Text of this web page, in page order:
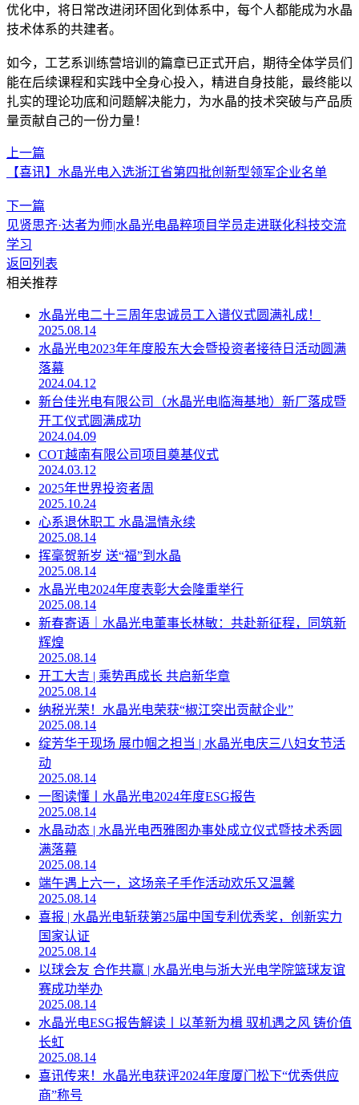
优化中，将日常改进闭环固化到体系中，每个人都能成为水晶
技术体系的共建者。
如今，工艺系训练营培训的篇章已正式开启，期待全体学员们
能在后续课程和实践中全身心投入，精进自身技能，最终能以
扎实的理论功底和问题解决能力，为水晶的技术突破与产品质
量贡献自己的一份力量！
上一篇
【喜讯】水晶光电入选浙江省第四批创新型领军企业名单
下一篇
见贤思齐·达者为师|水晶光电晶粹项目学员走进联化科技交流
学习
返回列表
相关推荐
水晶光电二十三周年忠诚员工入谱仪式圆满礼成！
2025.08.14
水晶光电2023年年度股东大会暨投资者接待日活动圆满
落幕
2024.04.12
新台佳光电有限公司（水晶光电临海基地）新厂落成暨
开工仪式圆满成功
2024.04.09
COT越南有限公司项目奠基仪式
2024.03.12
2025年世界投资者周
2025.10.24
心系退休职工 水晶温情永续
2025.08.14
挥毫贺新岁 送“福”到水晶
2025.08.14
水晶光电2024年度表彰大会隆重举行
2025.08.14
新春寄语｜水晶光电董事长林敏：共赴新征程，同筑新
辉煌
2025.08.14
开工大吉 | 乘势再成长 共启新华章
2025.08.14
纳税光荣！水晶光电荣获“椒江突出贡献企业”
2025.08.14
绽芳华于现场 展巾帼之担当 | 水晶光电庆三八妇女节活
动
2025.08.14
一图读懂丨水晶光电2024年度ESG报告
2025.08.14
水晶动态 | 水晶光电西雅图办事处成立仪式暨技术秀圆
满落幕
2025.08.14
端午遇上六一，这场亲子手作活动欢乐又温馨
2025.08.14
喜报 | 水晶光电斩获第25届中国专利优秀奖，创新实力
国家认证
2025.08.14
以球会友 合作共赢 | 水晶光电与浙大光电学院篮球友谊
赛成功举办
2025.08.14
水晶光电ESG报告解读丨以革新为楫 驭机遇之风 铸价值
长虹
2025.08.14
喜讯传来！水晶光电获评2024年度厦门松下“优秀供应
商”称号